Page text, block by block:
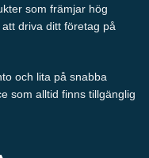
som främjar hög
driva ditt företag på
och lita på snabba
som alltid finns tillgänglig